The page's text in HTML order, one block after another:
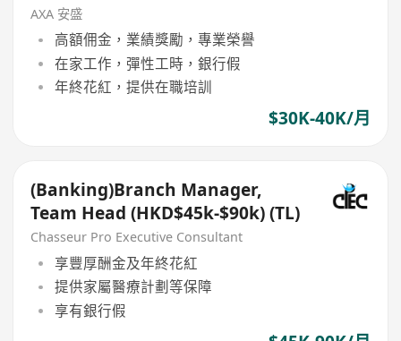
AXA 安盛
高額佣金，業績獎勵，專業榮譽
在家工作，彈性工時，銀行假
年終花紅，提供在職培訓
$30K-40K/月
(Banking)Branch Manager,
Team Head (HKD$45k-$90k) (TL)
Chasseur Pro Executive Consultant
享豐厚酬金及年終花紅
提供家屬醫療計劃等保障
享有銀行假